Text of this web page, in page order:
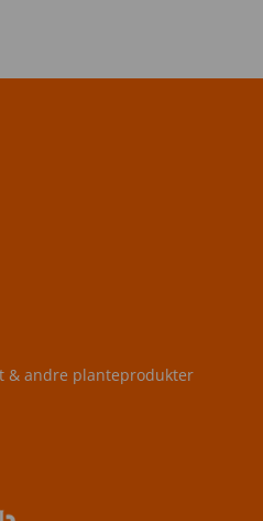
& andre planteprodukter